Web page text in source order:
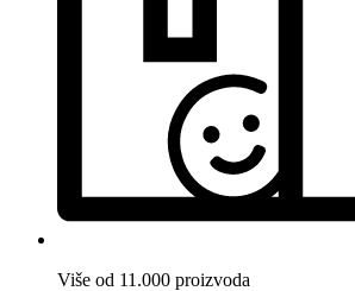
Više od 11.000 proizvoda